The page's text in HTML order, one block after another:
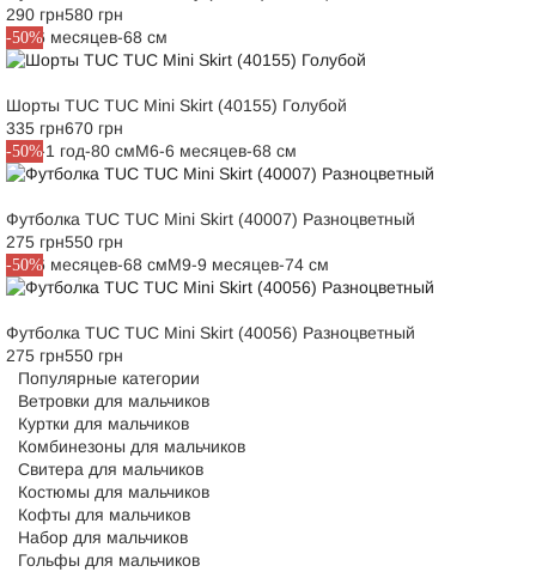
290 грн580 грн
-50%
M6-6 месяцев-68 см
Шорты TUC TUC Mini Skirt (40155) Голубой
335 грн670 грн
-50%
M12-1 год-80 смM6-6 месяцев-68 см
Футболка TUC TUC Mini Skirt (40007) Разноцветный
275 грн550 грн
-50%
M6-6 месяцев-68 смM9-9 месяцев-74 см
Футболка TUC TUC Mini Skirt (40056) Разноцветный
275 грн550 грн
Популярные категории
Ветровки для мальчиков
Куртки для мальчиков
Комбинезоны для мальчиков
Свитера для мальчиков
Костюмы для мальчиков
Кофты для мальчиков
Набор для мальчиков
Гольфы для мальчиков